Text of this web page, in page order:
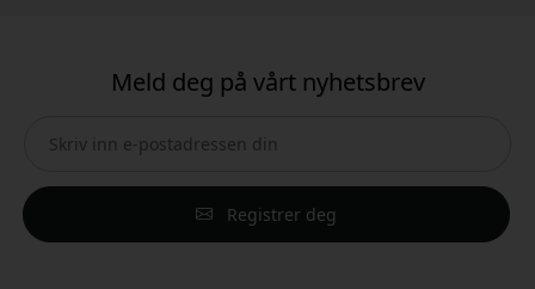
Meld deg på vårt nyhetsbrev
Registrer deg